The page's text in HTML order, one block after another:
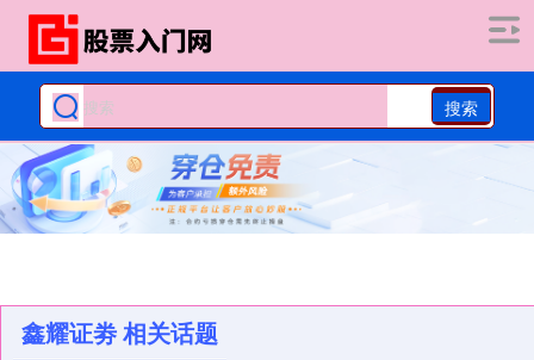
搜索
鑫耀证劵 相关话题